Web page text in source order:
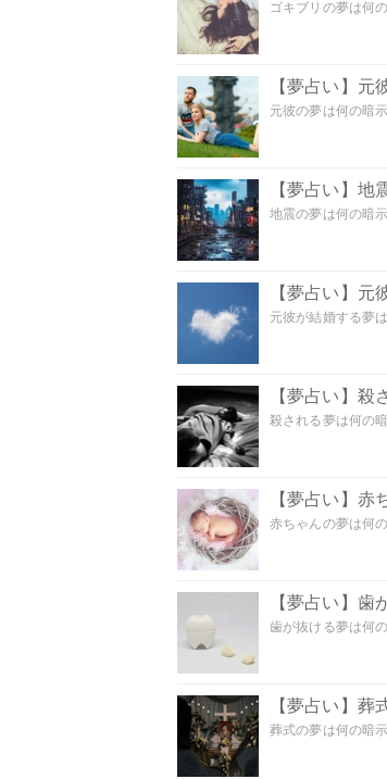
ゴキブリの夢は何
【夢占い】元
元彼の夢は何の暗
【夢占い】
地震の夢は何の暗
【夢占い】元
元彼が結婚する夢
【夢占い】
殺される夢は何の
【夢占い】
赤ちゃんの夢は何
【夢占い】歯
歯が抜ける夢は何
【夢占い】葬
葬式の夢は何の暗